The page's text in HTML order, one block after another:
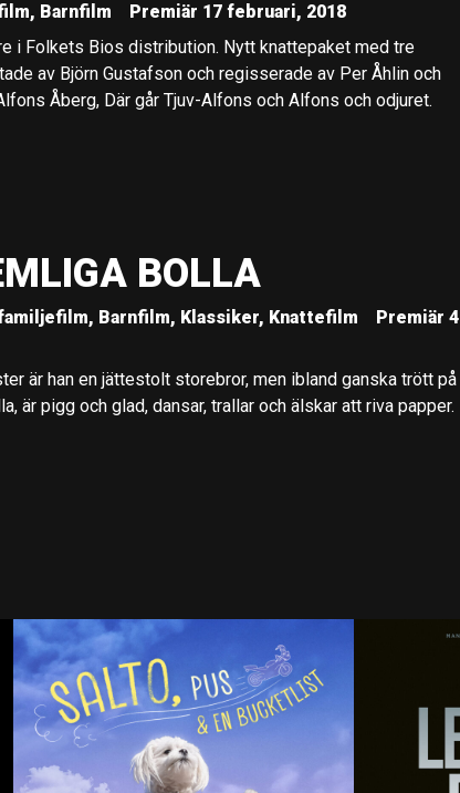
Barnfilm
Premiär 17 februari, 2018
i Folkets Bios distribution. Nytt knattepaket med tre
av Björn Gustafson och regisserade av Per Åhlin och
Åberg, Där går Tjuv-Alfons och Alfons och odjuret.
BOLLA
Barnfilm, Klassiker, Knattefilm
Premiär 4
är han en jättestolt storebror, men ibland ganska trött på
är pigg och glad, dansar, trallar och älskar att riva papper.